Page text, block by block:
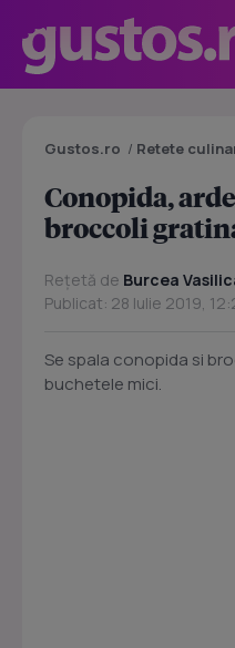
Gustos.ro / Retete
Conopida,
broccoli
Rețetă de Burcea
Publicat: 28 Iulie 2019,
Se spala conopida si
buchetele mici.